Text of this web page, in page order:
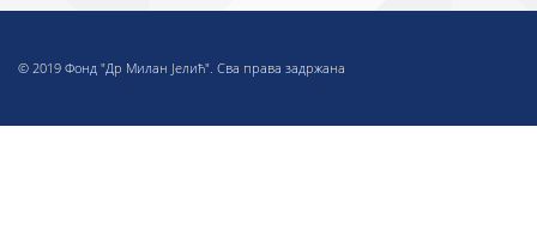
© 2019 Фонд "Др Милан Јелић". Сва права задржана